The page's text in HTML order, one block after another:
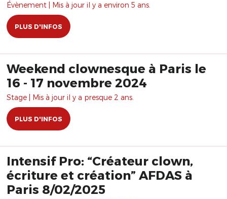
Évènement | Mis à jour il y a environ 5 ans.
PLUS D'INFOS
Weekend clownesque à Paris le
16 - 17 novembre 2024
Stage | Mis à jour il y a presque 2 ans.
PLUS D'INFOS
Intensif Pro: “Créateur clown,
écriture et création” AFDAS à
Paris 8/02/2025